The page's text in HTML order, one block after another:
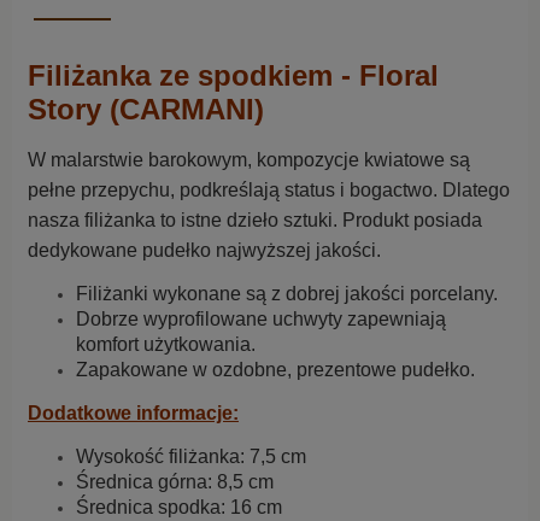
Filiżanka ze spodkiem - Floral
Story (CARMANI)
W malarstwie barokowym, kompozycje kwiatowe są
pełne przepychu, podkreślają status i bogactwo. Dlatego
nasza filiżanka to istne dzieło sztuki. Produkt posiada
dedykowane pudełko najwyższej jakości.
Filiżanki wykonane są z dobrej jakości porcelany.
Dobrze wyprofilowane uchwyty zapewniają
komfort użytkowania.
Zapakowane w ozdobne, prezentowe pudełko.
Dodatkowe informacje:
Wysokość filiżanka: 7,5 cm
Średnica górna: 8,5 cm
Średnica spodka: 16 cm